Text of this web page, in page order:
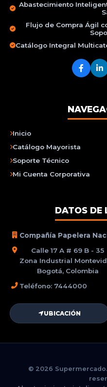
Abastecimiento
Flujo de Compra Ágil
Catálogo Integral
Inicio
Catálogo Mayorista
Soporte Técnico
Mi Cuenta Corporativa
DATOS DE
Compañía Papelera
Calle 17 A # 69 B - 35
Zona Industrial
Bogotá, Colombia
Teléfono: 7444000
UBICACIÓN
© 2026